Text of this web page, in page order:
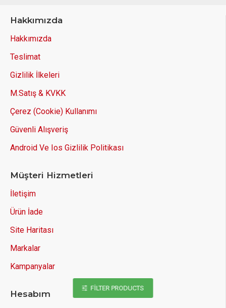
Hakkımızda
Hakkımızda
Teslimat
Gizlilik İlkeleri
M.Satış & KVKK
Çerez (Cookie) Kullanımı
Güvenli Alışveriş
Android Ve Ios Gizlilik Politikası
Müşteri Hizmetleri
İletişim
Ürün İade
Site Haritası
Markalar
Kampanyalar
Hesabım
FILTER PRODUCTS